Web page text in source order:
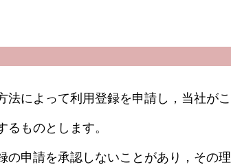
によって利用登録を申請し，当社がこ
ものとします。
の申請を承認しないことがあり，その理